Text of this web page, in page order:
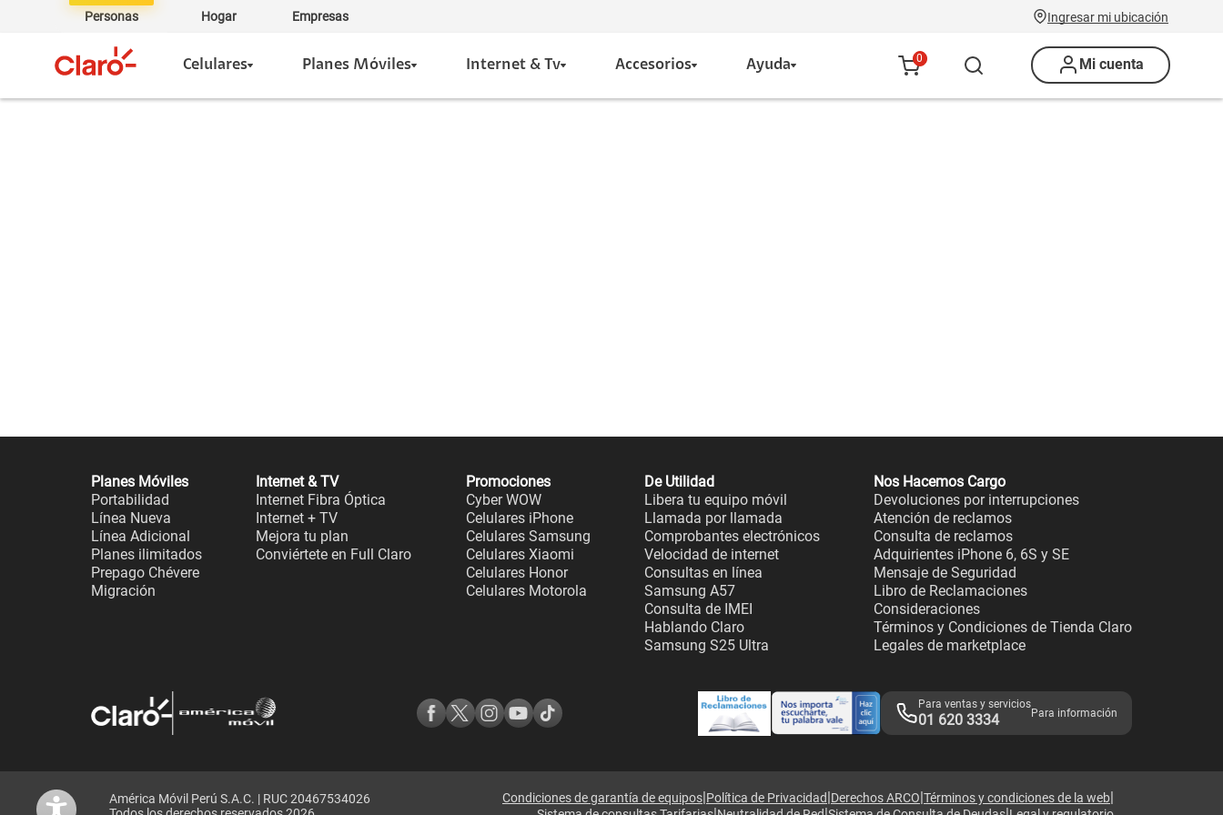
Personas Hogar Empresas Ingresar mi ubicación
Celulares Planes Móviles Internet & Tv Accesorios Ayuda 0 Mi cuenta
Planes Móviles
Portabilidad
Línea Nueva
Línea Adicional
Planes ilimitados
Prepago Chévere
Migración
Internet & TV
Internet Fibra Óptica
Internet + TV
Mejora tu plan
Conviértete en Full Claro
Promociones
Cyber WOW
Celulares iPhone
Celulares Samsung
Celulares Xiaomi
Celulares Honor
Celulares Motorola
De Utilidad
Libera tu equipo móvil
Llamada por llamada
Comprobantes electrónicos
Velocidad de internet
Consultas en línea
Samsung A57
Consulta de IMEI
Hablando Claro
Samsung S25 Ultra
Nos Hacemos Cargo
Devoluciones por interrupciones
Atención de reclamos
Consulta de reclamos
Adquirientes iPhone 6, 6S y SE
Mensaje de Seguridad
Libro de Reclamaciones
Consideraciones
Términos y Condiciones de Tienda Claro
Legales de marketplace
Para ventas y servicios
01 620 3334 Para información
América Móvil Perú S.A.C. | RUC 20467534026
Condiciones de garantía de equipos|Política de Privacidad|Derechos ARCO|Términos y condiciones de la web|